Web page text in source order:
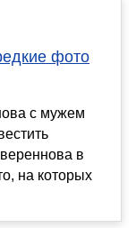
фото
с мужем
в
на которых